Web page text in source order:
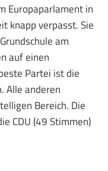
Europaparlament in
knapp verpasst. Sie
am
auf einen
Partei ist die
Alle anderen
Bereich. Die
CDU (49 Stimmen)